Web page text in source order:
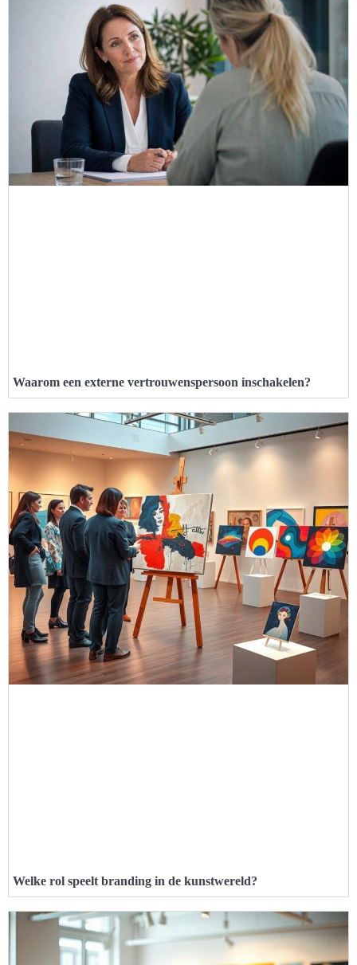
Waarom een externe vertrouwenspersoon inschakelen?
Welke rol speelt branding in de kunstwereld?